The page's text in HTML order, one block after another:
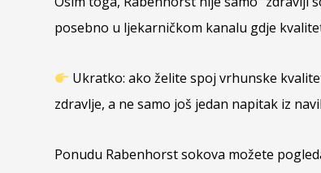
posebno u ljekarničkom kanalu gdje
Ukratko: ako želite spoj vrhunske
zdravlje, a ne samo još jedan napitak iz
Ponudu Rabenhorst sokova možete